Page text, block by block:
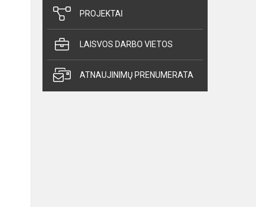
PROJEKTAI
LAISVOS DARBO VIETOS
ATNAUJINIMŲ PRENUMERATA